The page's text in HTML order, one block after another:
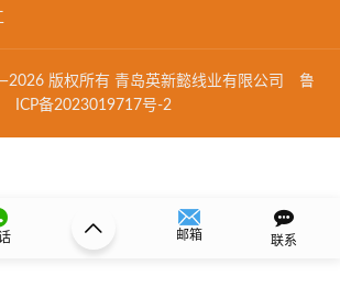
版权所有 青岛英新懿线业有限公司
鲁
ICP备2023019717号-2
邮箱 联系